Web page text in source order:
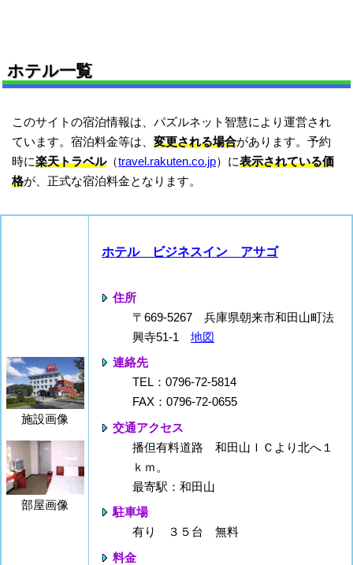
ホテル一覧
このサイトの宿泊情報は、パズルネット智慧により運営され
ています。宿泊料金等は、 変更される場合があります。予約
時に楽天トラベル（travel.rakuten.co.jp）に表示されている価
格が、正式な宿泊料金となります。
施設画像
部屋画像
ホテル ビジネスイン アサゴ
住所
〒669-5267 兵庫県朝来市和田山町法
興寺51-1 地図
連絡先
TEL：0796-72-5814
FAX：0796-72-0655
交通アクセス
播但有料道路 和田山ＩＣより北へ１
ｋｍ。
最寄駅：和田山
駐車場
有り ３５台 無料
料金